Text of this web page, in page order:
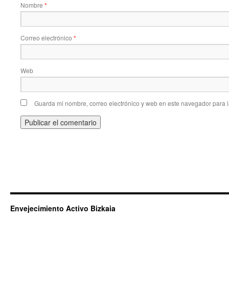
Nombre *
Correo electrónico *
Web
Guarda mi nombre, correo electrónico y web en este navegador para
Envejecimiento Activo Bizkaia